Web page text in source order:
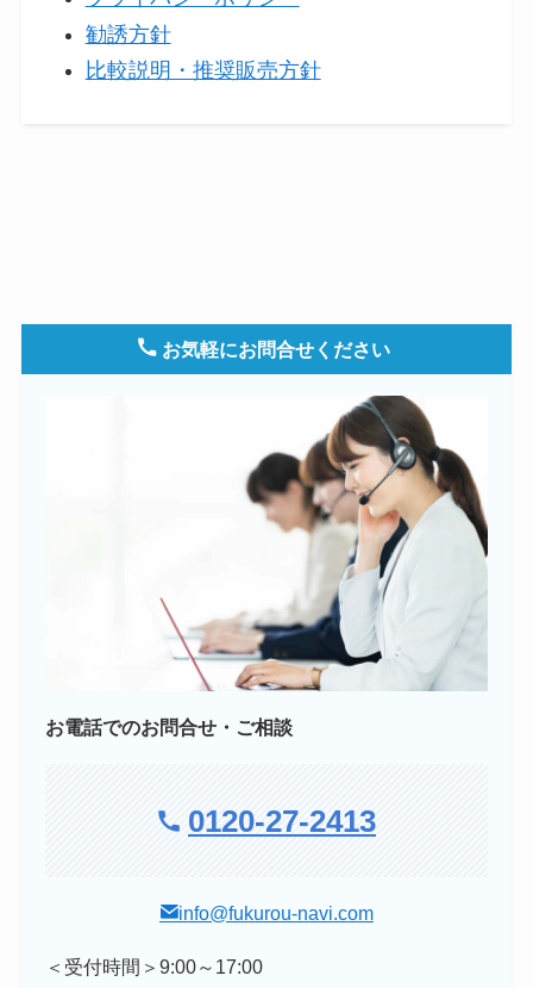
勧誘方針
比較説明・推奨販売方針
お気軽にお問合せください
お電話でのお問合せ・ご相談
0120-27-2413
info@fukurou-navi.com
＜受付時間＞9:00～17:00